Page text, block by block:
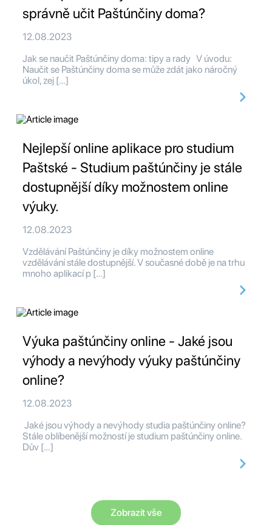
správně učit Paštúnčiny doma?
12.08.2023
Jak se naučit Paštúnčiny doma: tipy a rady V úvodu:
Naučit se Paštúnčiny doma se může zdát jako náročný
úkol, zej […]
Nejlepší online aplikace pro studium
Paštské - Studium paštúnčiny je stále
dostupnější díky možnostem online
výuky.
12.08.2023
Vzdělávání Paštúnčiny je díky možnostem online
vzdělávání stále dostupnější. V současné době je na trhu
mnoho aplikací p […]
Výuka paštúnčiny online - Jaké jsou
výhody a nevýhody výuky paštúnčiny
online?
12.08.2023
Jaké jsou výhody a nevýhody studia paštúnčiny online?
Stále oblíbenější možností je studium paštúnčiny online.
Dův […]
Zobrazit vše